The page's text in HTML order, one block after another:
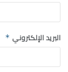
البريد الإلكتروني *